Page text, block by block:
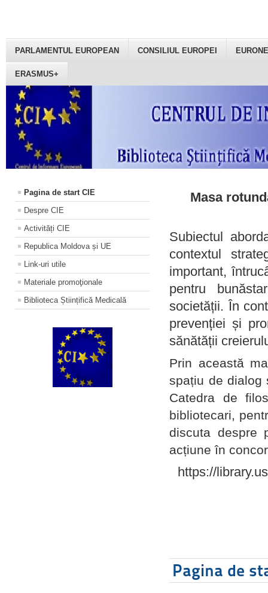
PARLAMENTUL EUROPEAN CONSILIUL EUROPEI
ERASMUS+
Pagina de start CIE
Despre CIE
Activități CIE
Republica Moldova și UE
Link-uri utile
Materiale promoţionale
Biblioteca Științifică Medicală
Masa
Subiectul
contextul
important,
pentru
societății. În
prevenției și
sănătății
Prin această
spațiu de dialog
Catedra de
bibliotecari,
discuta despre
acțiune în
https://
Pagina de